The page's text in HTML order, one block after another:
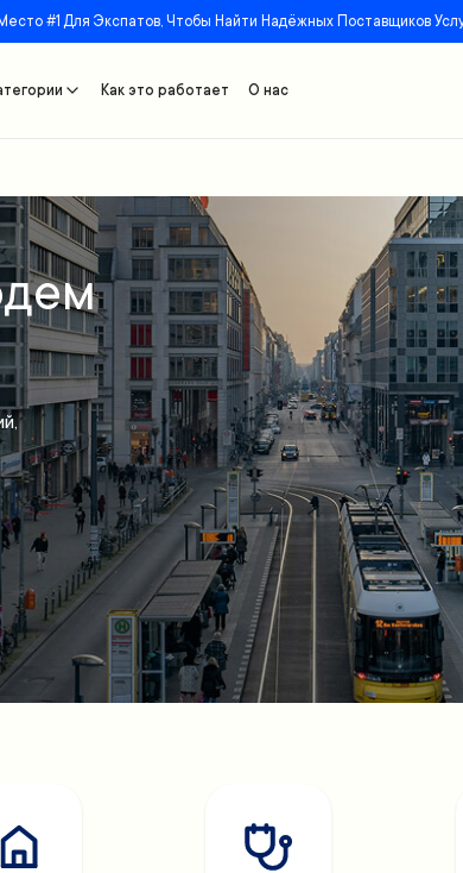
Место #1 Для Экспатов, Чтобы Найти Надёжных Поставщиков
Как это работает О нас